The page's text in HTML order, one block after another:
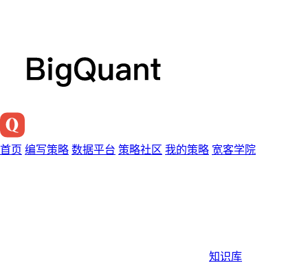
首页 编写策略 数据平台 策略社区 我的策略 宽客学院
知识库